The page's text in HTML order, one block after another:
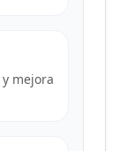
mejora